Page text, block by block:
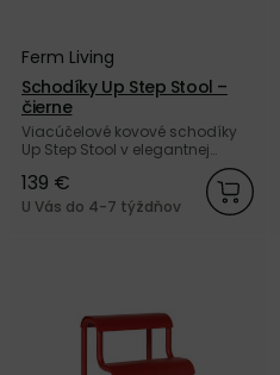
Ferm Living
Schodíky Up Step Stool –
čierne
Viacúčelové kovové schodíky
Up Step Stool v elegantnej
čiernej farbe od dánskej značky
Ferm Living.
139 €
U Vás do 4-7 týždňov